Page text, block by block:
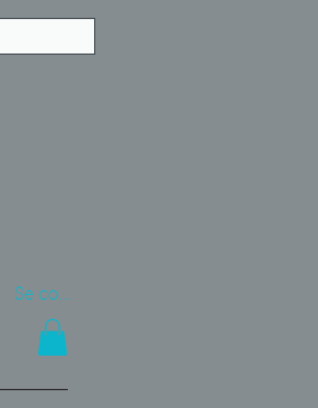
Se connecter